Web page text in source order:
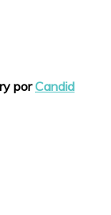
porCandid